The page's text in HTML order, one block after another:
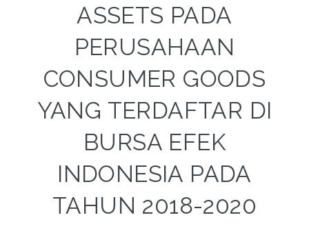
ASSETS PADA
PERUSAHAAN
CONSUMER GOODS
YANG TERDAFTAR DI
BURSA EFEK
INDONESIA PADA
TAHUN 2018-2020